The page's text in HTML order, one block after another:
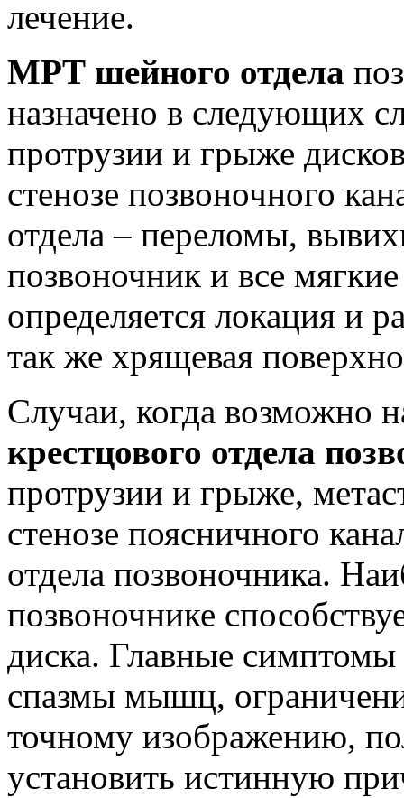
лечение.
МРТ шейного отдела
назначено в следующих
протрузии и грыже
стенозе позвоночного
отдела – переломы,
позвоночник и все
определяется локация и
так же хрящевая
Случаи, когда возможно
крестцового отдела
протрузии и грыже,
стенозе поясничного
отдела позвоночника.
позвоночнике
диска. Главные
спазмы мышц,
точному изображению,
установить истинную